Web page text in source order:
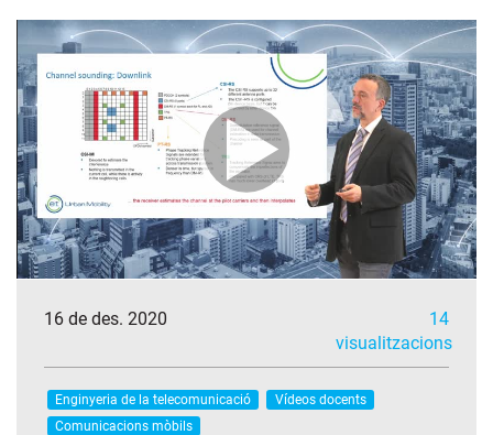
16 de des. 2020
14
visualitzacions
Enginyeria de la telecomunicació
Vídeos docents
Comunicacions mòbils